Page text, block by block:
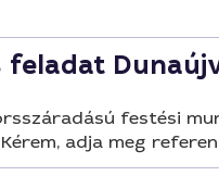
festési
adja meg